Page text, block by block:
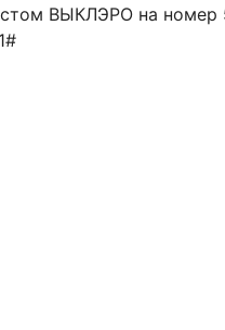
ВЫКЛЭРО на номер